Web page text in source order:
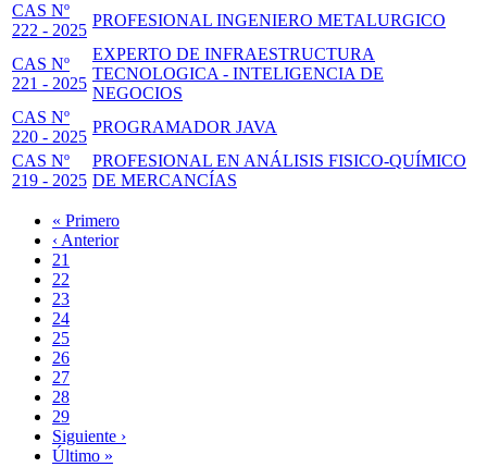
CAS Nº
222 - 2025
PROFESIONAL INGENIERO METALURGICO
CAS Nº
221 - 2025
EXPERTO DE INFRAESTRUCTURA
TECNOLOGICA - INTELIGENCIA DE
NEGOCIOS
CAS Nº
220 - 2025
PROGRAMADOR JAVA
CAS Nº
219 - 2025
PROFESIONAL EN ANÁLISIS FISICO-QUÍMICO
DE MERCANCÍAS
Paginación
Primera
página
« Primero
Página
anterior
‹ Anterior
Page
21
Page
22
Page
23
Page
24
Página
actual
25
Page
26
Page
27
Page
28
Page
29
Siguiente
página
Siguiente ›
Última
Último »